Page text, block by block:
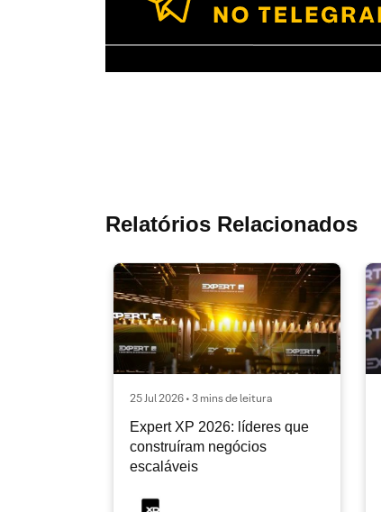
Relatórios Relacionados
25 Jul 2026 • 3 mins de leitura
Expert XP 2026: líderes que
construíram negócios
escaláveis